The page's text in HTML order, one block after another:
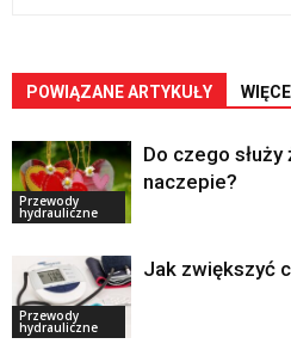
POWIĄZANE ARTYKUŁY
Przewody
hydrauliczne
Do czego
naczepie?
Przewody
hydrauliczne
Jak zwiększyć